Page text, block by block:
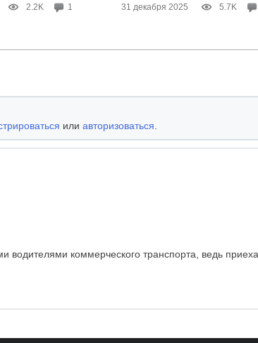
2.2K 1 31 декабря 2025 5.7K
или авторизоваться.
коммерческого транспорта, ведь